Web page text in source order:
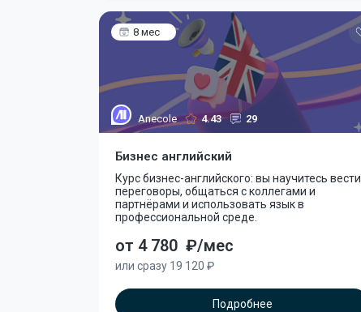
8 мес
Anecole 4.43 29
Бизнес английский
Курс бизнес-английского: вы научитесь вести
переговоры, общаться с коллегами и
партнёрами и использовать язык в
профессиональной среде.
от 4 780 ₽/мес
или сразу 19 120 ₽
Подробнее